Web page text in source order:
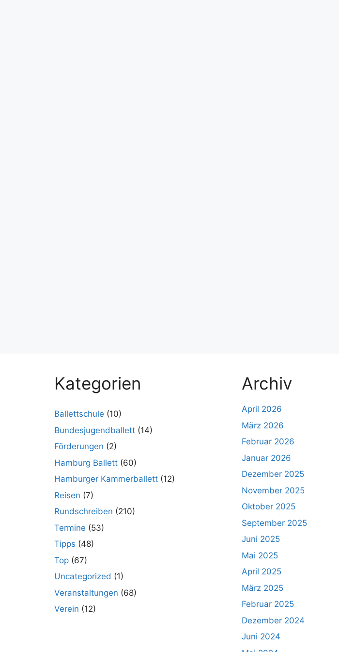
Kategorien
Ballettschule (10)
Bundesjugendballett (14)
Förderungen (2)
Hamburg Ballett (60)
Hamburger Kammerballett (12)
Reisen (7)
Rundschreiben (210)
Termine (53)
Tipps (48)
Top (67)
Uncategorized (1)
Veranstaltungen (68)
Verein (12)
Archiv
April 2026
März 2026
Februar 2026
Januar 2026
Dezember 2025
November 2025
Oktober 2025
September 2025
Juni 2025
Mai 2025
April 2025
März 2025
Februar 2025
Dezember 2024
Juni 2024